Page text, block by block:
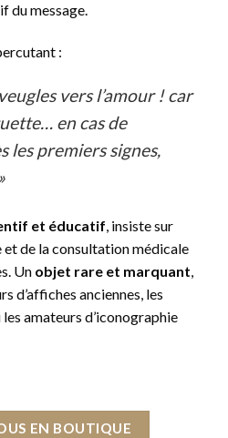
du message.
:
vers l’amour ! car
en cas de
les premiers signes,
et éducatif , insiste sur
et de la consultation médicale
Un objet rare et marquant
d’affiches anciennes, les
amateurs d’iconographie
EN BOUTIQUE